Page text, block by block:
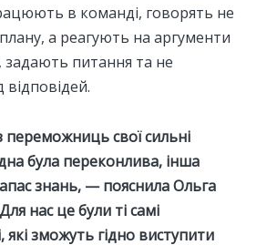
в команді, говорять не
а реагують на аргументи
задають питання та не
відповідей.
переможниць свої сильні
була переконлива, інша
знань, — пояснила Ольга
нас це були ті самі
зможуть гідно виступити